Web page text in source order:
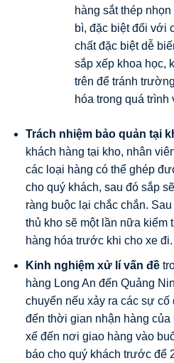
hàng sắt thép
bì, đặc biệt đối với
chất đặc biệt dễ
sắp xếp khoa học,
trên để tránh
hóa trong quá trình
Trách nhiệm bảo quản tại
khách hàng tại kho, nhân
các loại hàng có thể ghép
cho quý khách, sau đó sắp
ràng buộc lại chắc chắn.
thủ kho sẽ một lần nữa kiểm
hàng hóa trước khi cho xe đi.
Kinh nghiệm xử lí vấn đề
hàng Long An đến Quảng
chuyển nếu xảy ra các sự
đến thời gian nhận hàng
xế đến nơi giao hàng vào
báo cho quý khách trước để